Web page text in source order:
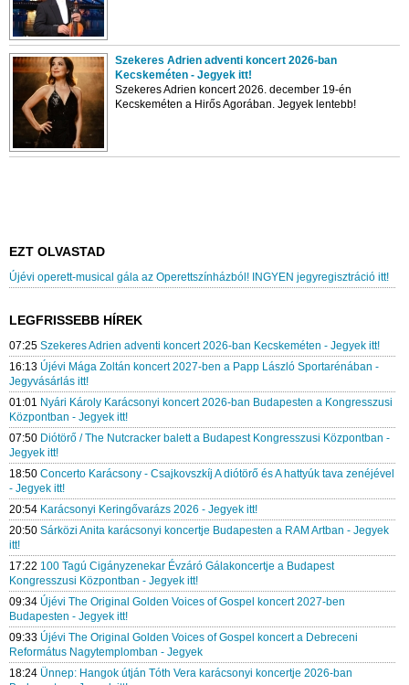
Szekeres Adrien adventi koncert 2026-ban
Kecskeméten - Jegyek itt!
Szekeres Adrien koncert 2026. december 19-én
Kecskeméten a Hirős Agorában. Jegyek lentebb!
EZT OLVASTAD
Újévi operett-musical gála az Operettszínházból! INGYEN jegyregisztráció itt!
LEGFRISSEBB HÍREK
07:25 Szekeres Adrien adventi koncert 2026-ban Kecskeméten - Jegyek itt!
16:13 Újévi Mága Zoltán koncert 2027-ben a Papp László Sportarénában -
Jegyvásárlás itt!
01:01 Nyári Károly Karácsonyi koncert 2026-ban Budapesten a Kongresszusi
Központban - Jegyek itt!
07:50 Diótörő / The Nutcracker balett a Budapest Kongresszusi Központban -
Jegyek itt!
18:50 Concerto Karácsony - Csajkovszkíj A diótörő és A hattyúk tava zenéjével
- Jegyek itt!
20:54 Karácsonyi Keringővarázs 2026 - Jegyek itt!
20:50 Sárközi Anita karácsonyi koncertje Budapesten a RAM Artban - Jegyek
itt!
17:22 100 Tagú Cigányzenekar Évzáró Gálakoncertje a Budapest
Kongresszusi Központban - Jegyek itt!
09:34 Újévi The Original Golden Voices of Gospel koncert 2027-ben
Budapesten - Jegyek itt!
09:33 Újévi The Original Golden Voices of Gospel koncert a Debreceni
Református Nagytemplomban - Jegyek
18:24 Ünnep: Hangok útján Tóth Vera karácsonyi koncertje 2026-ban